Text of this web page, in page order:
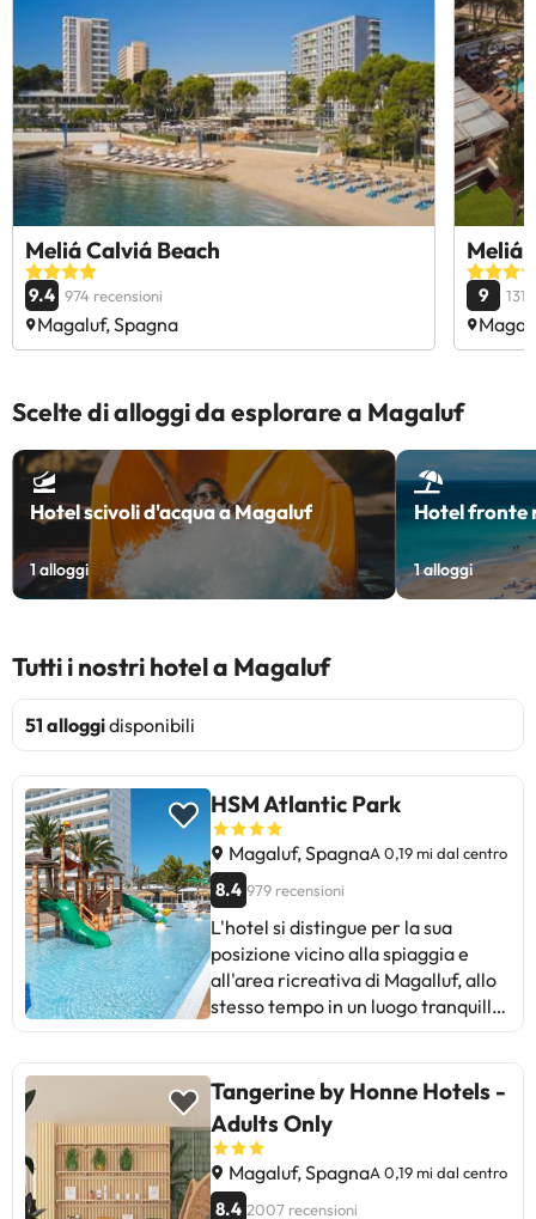
Meliá Calviá Beach
9.4 974 recensioni
Magaluf, Spagna
Meliá
9
Scelte di alloggi da esplorare a Magaluf
Hotel scivoli d'acqua a Magaluf
1 alloggi
Hotel fronte
1alloggi
Tutti i nostri hotel a Magaluf
51 alloggidisponibili
HSM Atlantic Park
Magaluf, SpagnaA 0,19 mi dal centro
8.4 979 recensioni
L'hotel si distingue per la sua
posizione vicino alla spiaggia e
all'area ricreativa di Magalluf, allo
stesso tempo in un luogo tranquillo
e servizi di alta qualità. L'hotel
offre camere spaziose che godono
di decorazioni e colori molto
eleganti. Spaziose e accoglienti
aree comuni su sedia a rotelle per
Tangerine by Honne Hotels -
Adults Only
Magaluf, SpagnaA 0,19 mi dal centro
8.4 2007 recensioni